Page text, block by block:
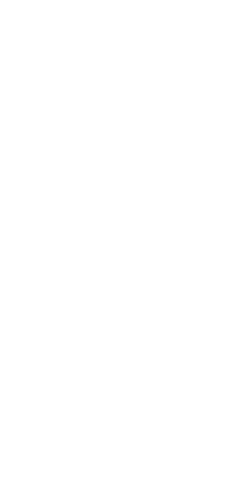
ン制御機器販売店・
ないようお願いしま
バーズにご登録され
び当社の共同利用者
ることをご了承くだ
のではありません。
、2022年1月12日よ
及ぼさない年数を意
びにこれらの製造装
合は、取り引きをい